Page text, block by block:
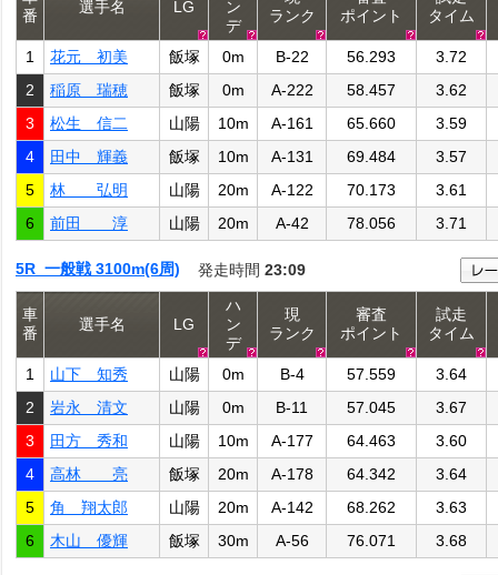
番
選手名 LG
ン
デ
ランク
ポイント
タイム
1 花元 初美 飯塚 0m B-22 56.293 3.72
2
稲原 瑞穂 飯塚 0m A-222 58.457 3.62
3
松生 信二 山陽 10m A-161 65.660
3.59
4
田中 輝義 飯塚 10m A-131 69.484 3.57
5
林 弘明 山陽 20m A-122 70.173 3.61
6
前田 淳 山陽 20m A-42 78.056 3.71
5R 一般戦 3100m(6周) 発走時間 23:09
車
番
選手名 LG
ハ
ン
デ
現
ランク
審査
ポイント
試走
タイム
1 山下 知秀 山陽 0m B-4 57.559 3.64
2
岩永 清文 山陽 0m B-11 57.045 3.67
3
田方 秀和 山陽 10m A-177 64.463 3.60
4
高林 亮 飯塚 20m A-178 64.342 3.64
5
角 翔太郎 山陽 20m A-142 68.262 3.63
6
木山 優輝 飯塚 30m A-56 76.071 3.68